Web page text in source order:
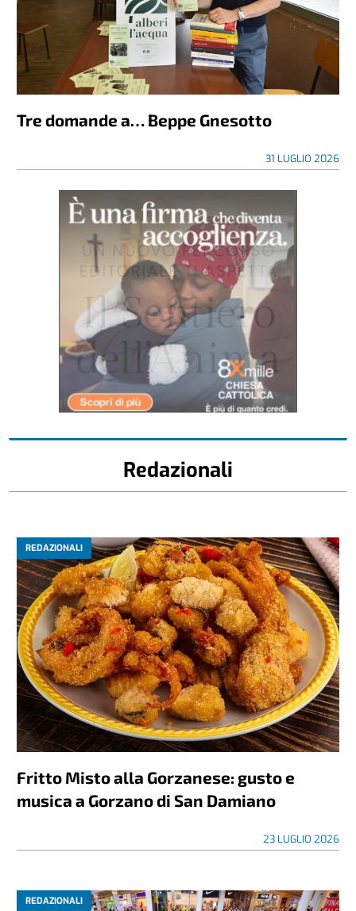
Tre domande a… Beppe Gnesotto
31 LUGLIO 2026
Redazionali
REDAZIONALI
Fritto Misto alla Gorzanese: gusto e
musica a Gorzano di San Damiano
23 LUGLIO 2026
REDAZIONALI